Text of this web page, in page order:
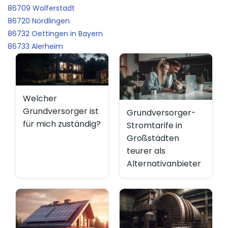
86709 Wolferstadt
86720 Nördlingen
86732 Oettingen in Bayern
86733 Alerheim
Welcher
Grundversorger ist
für mich zuständig?
Grundversorger-
Stromtarife in
Großstädten
teurer als
Alternativanbieter